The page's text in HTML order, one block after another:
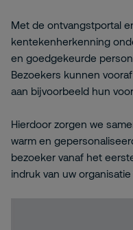
Met de ontvangstportal
kentekenherkenning
en goedgekeurde
Bezoekers kunnen
aan bijvoorbeeld hun
Hierdoor zorgen we
warm en
bezoeker vanaf het
indruk van uw